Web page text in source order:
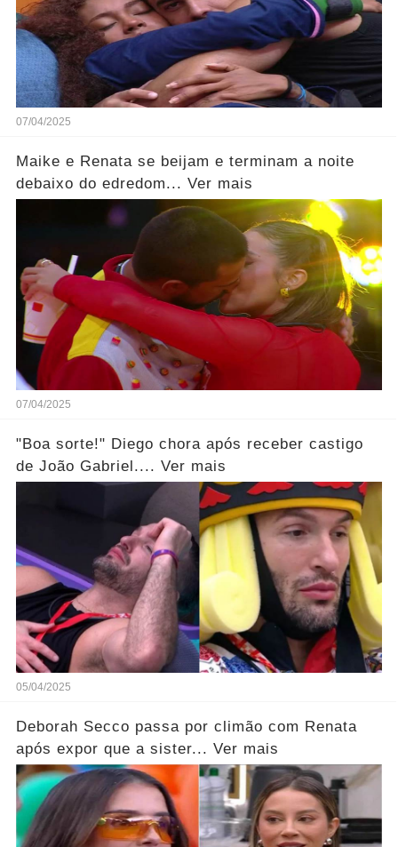
07/04/2025
Maike e Renata se beijam e terminam a noite
debaixo do edredom... Ver mais
07/04/2025
"Boa sorte!" Diego chora após receber castigo
de João Gabriel.... Ver mais
05/04/2025
Deborah Secco passa por climão com Renata
após expor que a sister... Ver mais